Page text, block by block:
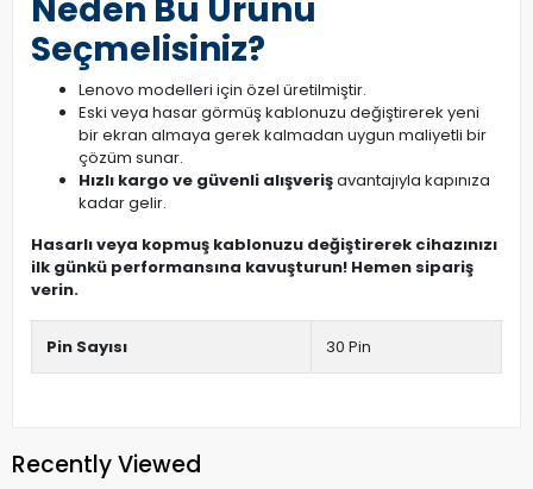
Neden Bu Ürünü
Seçmelisiniz?
Lenovo modelleri için özel üretilmiştir.
Eski veya hasar görmüş kablonuzu değiştirerek yeni
bir ekran almaya gerek kalmadan uygun maliyetli bir
çözüm sunar.
Hızlı kargo ve güvenli alışverişavantajıyla kapınıza
kadar gelir.
Hasarlı veya kopmuş kablonuzu değiştirerek cihazınızı
ilk günkü performansına kavuşturun! Hemen sipariş
verin.
Pin Sayısı 30 Pin
Recently Viewed